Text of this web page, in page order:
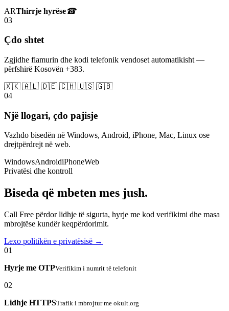
ARThirrje hyrëse☎
03
Çdo shtet
Zgjidhe flamurin dhe kodi telefonik vendoset automatikisht —
përfshirë Kosovën +383.
🇽🇰 🇦🇱 🇩🇪 🇨🇭 🇺🇸 🇬🇧
04
Një llogari, çdo pajisje
Vazhdo bisedën në Windows, Android, iPhone, Mac, Linux ose
drejtpërdrejt në web.
WindowsAndroidiPhoneWeb
Privatësi dhe kontroll
Biseda që mbeten mes jush.
Call Free përdor lidhje të sigurta, hyrje me kod verifikimi dhe masa
mbrojtëse kundër keqpërdorimit.
Lexo politikën e privatësisë →
01
Hyrje me OTPVerifikim i numrit të telefonit
02
Lidhje HTTPSTrafik i mbrojtur me okult.org